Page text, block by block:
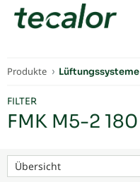
FACHKUNDEN
Produkte Lüftungssysteme
FILTER
FMK M5-2 180
Übersicht